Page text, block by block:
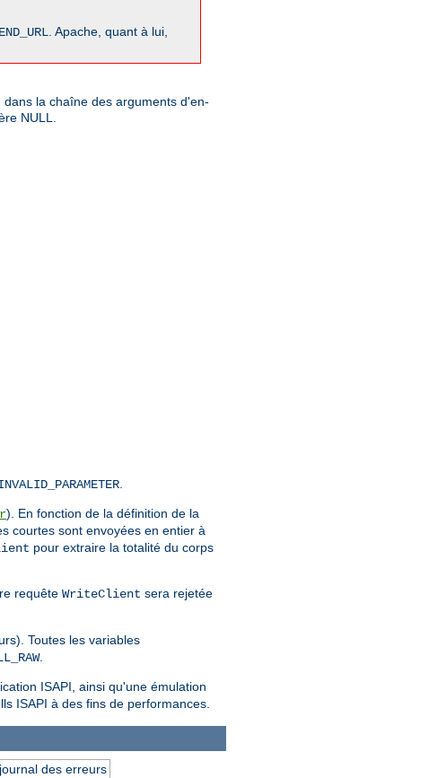
. Apache, quant à lui,
la chaîne des arguments d'en-
NULL.
). En fonction de la définition de la
courtes sont envoyées en entier à
pour extraire la totalité du corps
requête WriteClient sera rejetée
Toutes les variables
.
ISAPI, ainsi qu'une émulation
ISAPI à des fins de performances.
des erreurs